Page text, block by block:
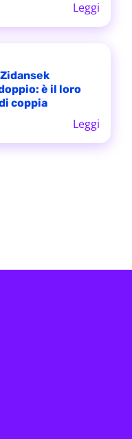
Leggi
è il loro
coppia
Leggi